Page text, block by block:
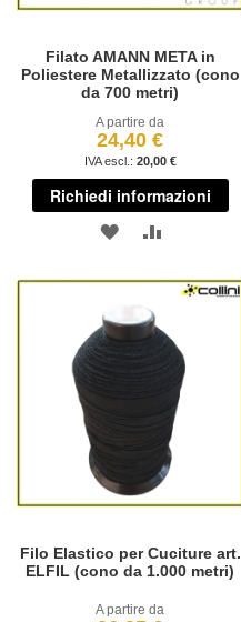
Filato AMANN META in
Poliestere Metallizzato (cono
da 700 metri)
A partire da
24,40 €
20,00 €
Richiedi informazioni
AGGIUNGI
LISTA
DESIDERI
AGGIUNGI
Filo Elastico per Cuciture art.
ELFIL (cono da 1.000 metri)
A partire da